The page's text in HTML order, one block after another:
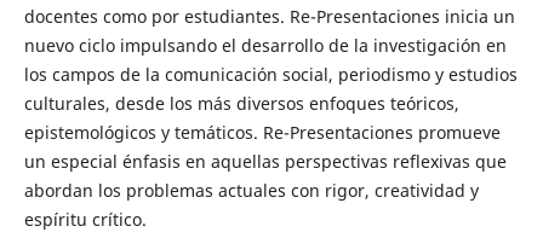
docentes como por estudiantes. Re-Presentaciones inicia un
nuevo ciclo impulsando el desarrollo de la investigación en
los campos de la comunicación social, periodismo y estudios
culturales, desde los más diversos enfoques teóricos,
epistemológicos y temáticos. Re-Presentaciones promueve
un especial énfasis en aquellas perspectivas reflexivas que
abordan los problemas actuales con rigor, creatividad y
espíritu crítico.